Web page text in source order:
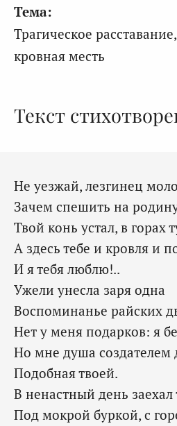
Тема:
Трагическое
кровная месть
Текст
Не уезжай, лезгинец
Зачем спешить на
Твой конь устал, в горах
А здесь тебе и кровля и
И я тебя люблю!..
Ужели унесла заря одна
Воспоминанье райских
Нет у меня подарков: я
Но мне душа создателем
Подобная твоей.
В ненастный день
Под мокрой буркой, с